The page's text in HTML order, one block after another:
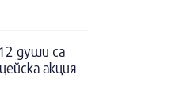
души са
акция